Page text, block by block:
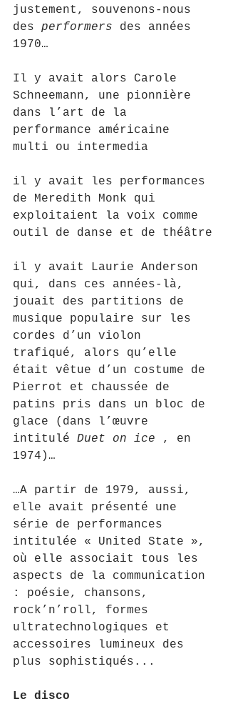
justement, souvenons-nous
des performers des années
1970…
Il y avait alors Carole
Schneemann, une pionnière
dans l’art de la
performance américaine
multi ou intermedia
il y avait les performances
de Meredith Monk qui
exploitaient la voix comme
outil de danse et de théâtre
il y avait Laurie Anderson
qui, dans ces années-là,
jouait des partitions de
musique populaire sur les
cordes d’un violon
trafiqué, alors qu’elle
était vêtue d’un costume de
Pierrot et chaussée de
patins pris dans un bloc de
glace (dans l’œuvre
intitulé Duet on ice , en
1974)…
…A partir de 1979, aussi,
elle avait présenté une
série de performances
intitulée « United State »,
où elle associait tous les
aspects de la communication
: poésie, chansons,
rock’n’roll, formes
ultratechnologiques et
accessoires lumineux des
plus sophistiqués...
Le disco